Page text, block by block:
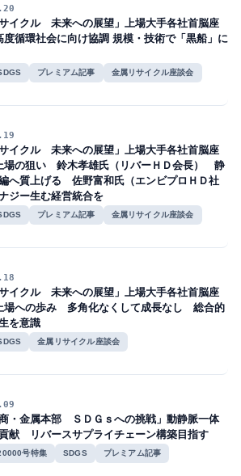
サイクル 未来への展望」上場大手各社首脳座
循環社会に向け協調 規模・技術で「黒船」に
プレミアム記事 金属リサイクル座談会
サイクル 未来への展望」上場大手各社首脳座
の狙い 鈴木孝雄氏（リバーＨＤ会長） 静
へ質上げる 佐野富和氏（エンビプロＨＤ社
ジー生む経営統合を
プレミアム記事 金属リサイクル座談会
サイクル 未来への展望」上場大手各社首脳座
への歩み 多角化なくして成長なし 総合的
を意識
金属リサイクル座談会
商・金属本部 ＳＤＧｓへの挑戦」動静脈一体
献 リバースサプライチェーン構築目指す
号特集 SDGS プレミアム記事